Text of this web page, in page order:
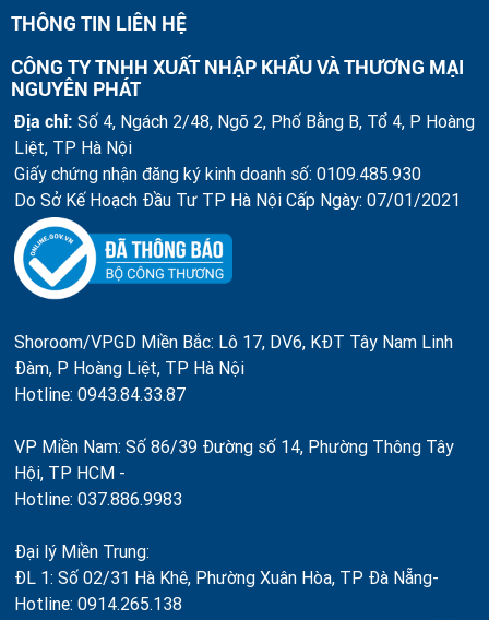
THÔNG TIN LIÊN HỆ
CÔNG TY TNHH XUẤT NHẬP KHẨU VÀ THƯƠNG MẠI
NGUYÊN PHÁT
Địa chỉ: Số 4, Ngách 2/48, Ngõ 2, Phố Bằng B, Tổ 4, P Hoàng
Liệt, TP Hà Nội
Giấy chứng nhận đăng ký kinh doanh số: 0109.485.930
Do Sở Kế Hoạch Đầu Tư TP Hà Nội Cấp Ngày: 07/01/2021
Shoroom/VPGD Miền Bắc: Lô 17, DV6, KĐT Tây Nam Linh
Đàm, P Hoàng Liệt, TP Hà Nội
Hotline: 0943.84.33.87
VP Miền Nam: Số 86/39 Đường số 14, Phường Thông Tây
Hội, TP HCM -
Hotline: 037.886.9983
Đại lý Miền Trung:
ĐL 1: Số 02/31 Hà Khê, Phường Xuân Hòa, TP Đà Nẵng-
Hotline: 0914.265.138